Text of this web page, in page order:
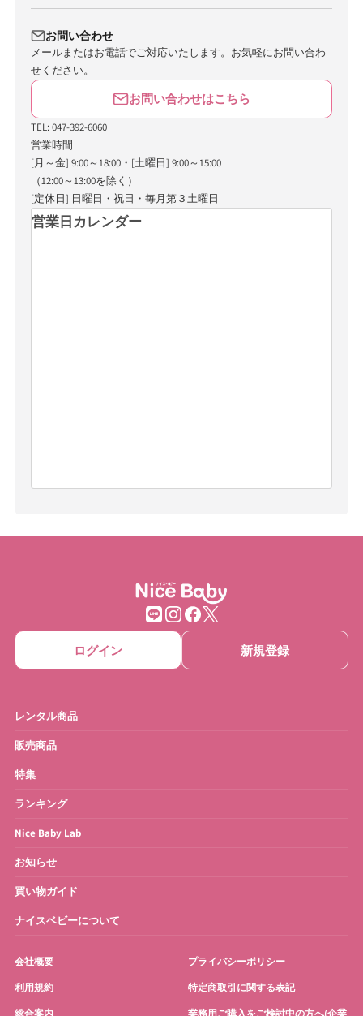
お問い合わせ
メールまたはお電話でご対応いたします。お気軽にお問い合わ
せください。
お問い合わせはこちら
TEL: 047-392-6060
営業時間
[月～金] 9:00～18:00・[土曜日] 9:00～15:00
（12:00～13:00を除く）
[定休日] 日曜日・祝日・毎月第３土曜日
営業日カレンダー
ログイン 新規登録
レンタル商品
販売商品
特集
ランキング
Nice Baby Lab
お知らせ
買い物ガイド
ナイスベビーについて
会社概要 プライバシーポリシー
利用規約 特定商取引に関する表記
総合案内 業務用ご購入をご検討中の方へ(企業